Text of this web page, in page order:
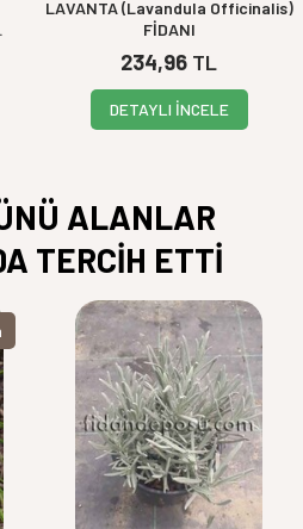
LAVANTA (Lavandula Officinalis)
FİDANI
234,96 TL
DETAYLI İNCELE
ALANLAR
TERCİH ETTİ